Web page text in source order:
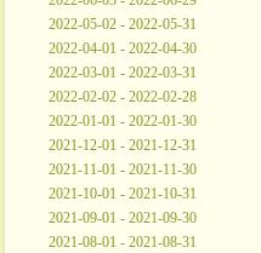
2022-05-02 - 2022-05-31
2022-04-01 - 2022-04-30
2022-03-01 - 2022-03-31
2022-02-02 - 2022-02-28
2022-01-01 - 2022-01-30
2021-12-01 - 2021-12-31
2021-11-01 - 2021-11-30
2021-10-01 - 2021-10-31
2021-09-01 - 2021-09-30
2021-08-01 - 2021-08-31